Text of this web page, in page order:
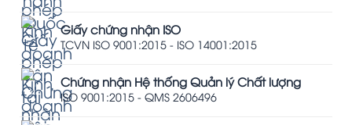
Giấy chứng nhận ISO
TCVN ISO 9001:2015 - ISO 14001:2015
Chứng nhận Hệ thống Quản lý Chất lượng
ISO 9001:2015 - QMS 2606496